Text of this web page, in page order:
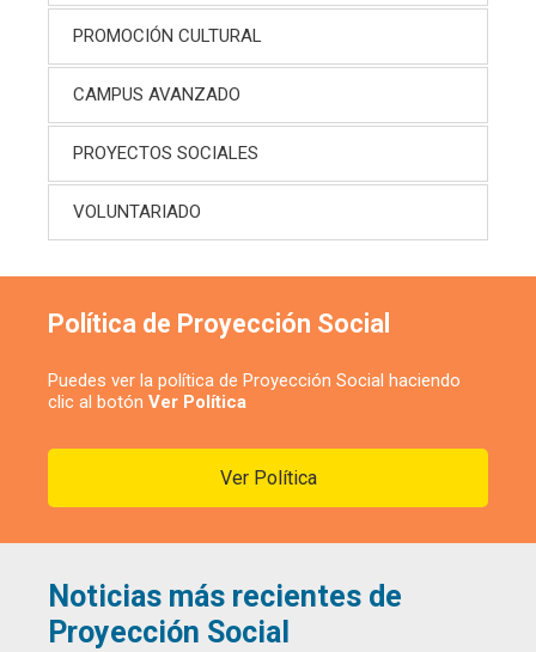
PROMOCIÓN CULTURAL
CAMPUS AVANZADO
PROYECTOS SOCIALES
VOLUNTARIADO
Política de Proyección Social
Puedes ver la política de Proyección Social haciendo
clic al botón Ver Política
Ver Política
Noticias más recientes de
Proyección Social